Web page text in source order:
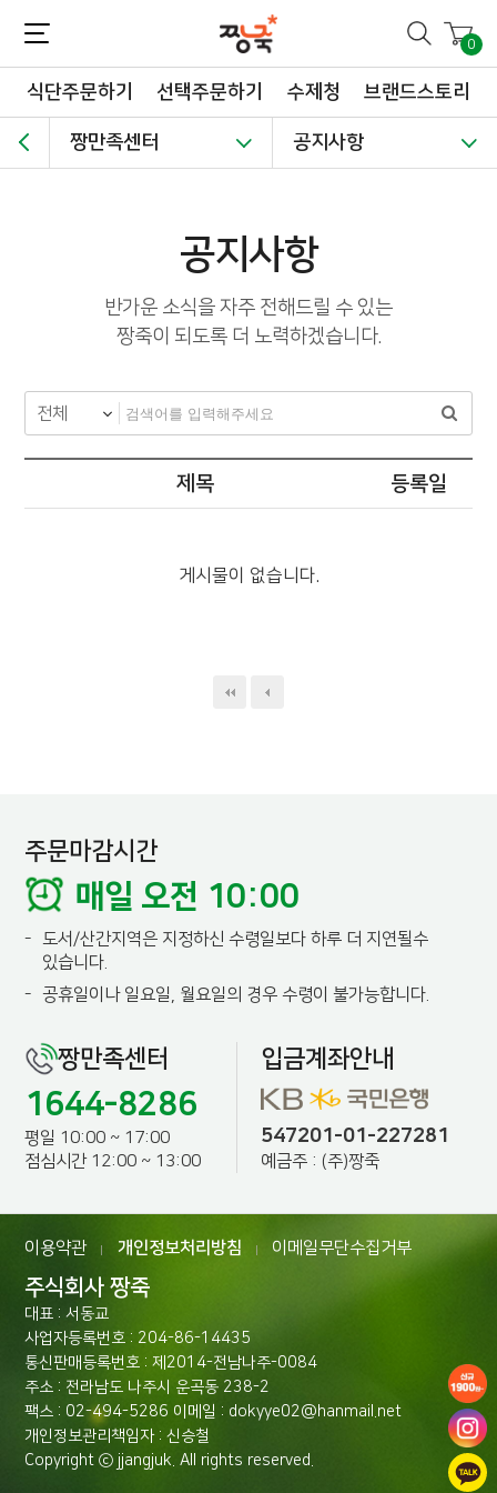
0
식단주문하기 선택주문하기 수제청 브랜드스토리
짱만족센터 공지사항
공지사항
반가운 소식을 자주 전해드릴 수 있는
짱죽이 되도록 더 노력하겠습니다.
제목 등록일
게시물이 없습니다.
주문마감시간
매일 오전 10:00
-
도서/산간지역은 지정하신 수령일보다 하루 더 지연될수
있습니다.
-
공휴일이나 일요일, 월요일의 경우 수령이 불가능합니다.
짱만족센터
1644-8286
평일 10:00 ~ 17:00
점심시간 12:00 ~ 13:00
입금계좌안내
547201-01-227281
예금주 : (주)짱죽
이용약관 개인정보처리방침 이메일무단수집거부
주식회사 짱죽
대표 : 서동교
사업자등록번호 : 204-86-14435
통신판매등록번호 : 제2014-전남나주-0084
주소 : 전라남도 나주시 운곡동 238-2
팩스 : 02-494-5286 이메일 : dokyye02@hanmail.net
개인정보관리책임자 : 신승철
Copyright ⓒ jjangjuk. All rights reserved.